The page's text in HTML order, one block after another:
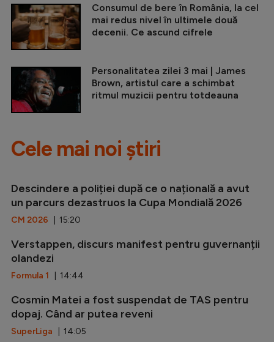
Consumul de bere în România, la cel
mai redus nivel în ultimele două
decenii. Ce ascund cifrele
Personalitatea zilei 3 mai | James
Brown, artistul care a schimbat
ritmul muzicii pentru totdeauna
Cele mai noi știri
Descindere a poliției după ce o națională a avut
un parcurs dezastruos la Cupa Mondială 2026
CM 2026 | 15:20
Verstappen, discurs manifest pentru guvernanții
olandezi
Formula 1 | 14:44
Cosmin Matei a fost suspendat de TAS pentru
dopaj. Când ar putea reveni
SuperLiga | 14:05